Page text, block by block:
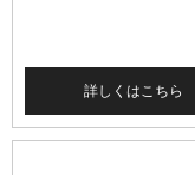
詳しくはこちら